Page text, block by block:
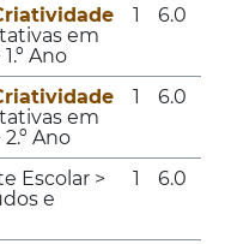
em
Ano
1 6.0
em
Ano
1 6.0
Escolar >
e
1 6.0